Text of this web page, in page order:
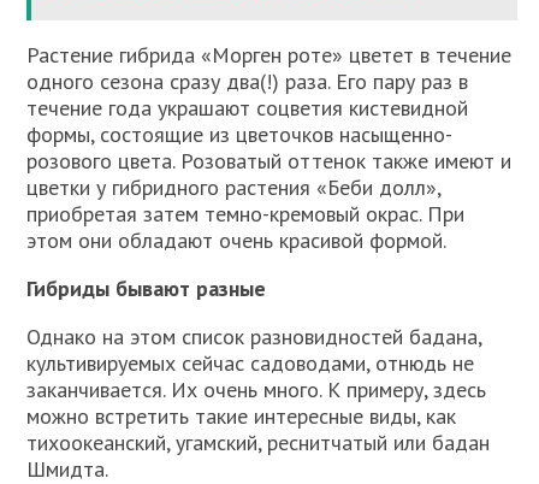
Растение гибрида «Морген роте» цветет в течение
одного сезона сразу два(!) раза. Его пару раз в
течение года украшают соцветия кистевидной
формы, состоящие из цветочков насыщенно-
розового цвета. Розоватый оттенок также имеют и
цветки у гибридного растения «Беби долл»,
приобретая затем темно-кремовый окрас. При
этом они обладают очень красивой формой.
Гибриды бывают разные
Однако на этом список разновидностей бадана,
культивируемых сейчас садоводами, отнюдь не
заканчивается. Их очень много. К примеру, здесь
можно встретить такие интересные виды, как
тихоокеанский, угамский, реснитчатый или бадан
Шмидта.